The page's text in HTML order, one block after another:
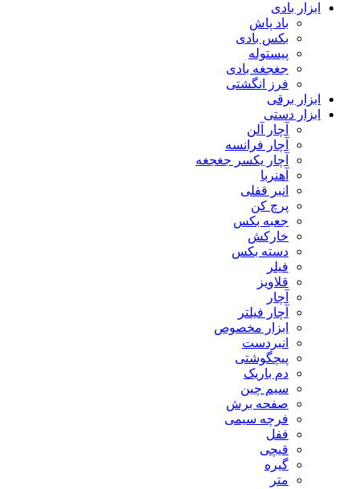
ابزار بادی
باد پاش
بکس بادی
پیستوله
جغجغه بادی
فرز انگشتی
ابزار برقی
ابزار دستی
آچار آلن
آچار فرانسه
آچار یکسر جغجغه
آهنربا
انبر قفلی
پرچ کن
جعبه بکس
خارکش
دسته بکس
فیلر
قلاویز
آچار
آچار فیلتر
ابزار مخصوص
انبردست
پیچگوشتی
دم باریک
سیم چین
صفحه برش
فرچه سیمی
ففل
قیچی
گیره
متر